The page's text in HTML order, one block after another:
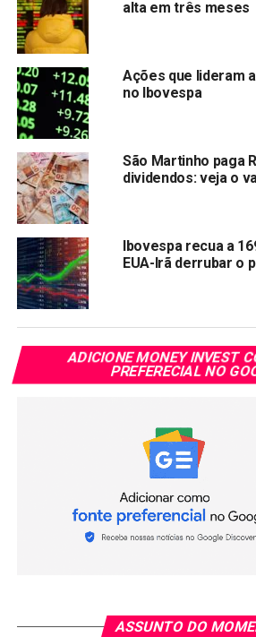
registrou uma redução de apenas
dólar durante o mesmo período.
As cinco principais moedas
Sul (-31,1%), Nigéria (-22,6%), Gana (-
(-9,9%).
Compartilhar:
Copy
Link
WhatsApp
Twitter
TÓPICOS RELACIONADOS: DOLAR IBOV
PRÓXIMA:
Benefício do Bolsa Família para
Como Solicitar
Salário mínimo previsto para 2025
alta em três meses
Ações que lideram
no Ibovespa
São Martinho paga
dividendos: veja o
Ibovespa recua a
EUA-Irã derrubar o
ADICIONE MONEY INVEST
PREFERECIAL NO
ASSUNTO DO